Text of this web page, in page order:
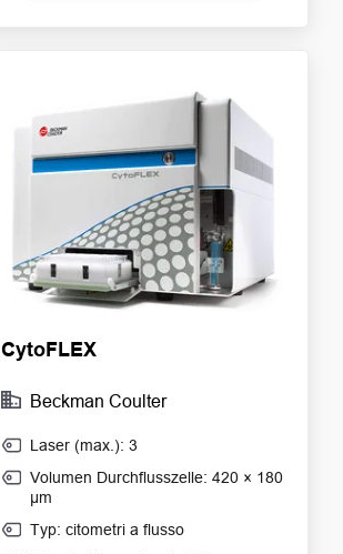
CytoFLEX
Beckman Coulter
Laser (max.): 3
Volumen Durchflusszelle: 420 × 180
μm
Typ: citometri a flusso